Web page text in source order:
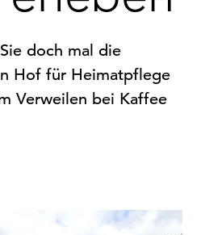
doch mal die
Hof für Heimatpflege
Verweilen bei Kaffee